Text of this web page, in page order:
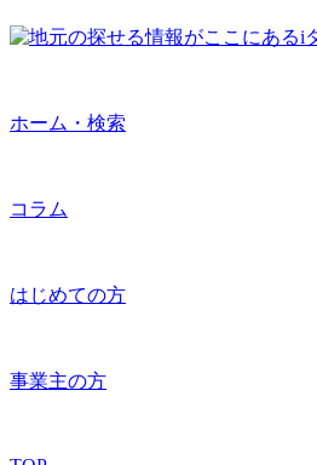
ホーム・検索
コラム
はじめての方
事業主の方